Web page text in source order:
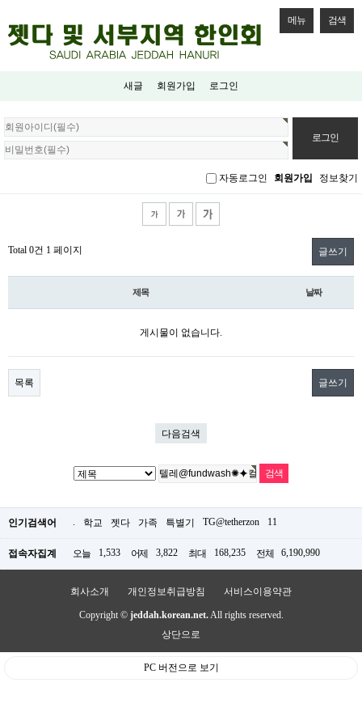
메뉴 검색
새글 회원가입 로그인
회
원
로
자동로그인 회원가입 정보찾기
Total 0건 1 페이지 글쓰기
제목 날짜
게시물이 없습니다.
목록 글쓰기
다음검색
인기검색어 . 학교 젯다 가족 특별기 TG@tetherzon 11
접속자집계 오늘 1,533 어제 3,822 최대 168,235 전체 6,190,990
회사소개 개인정보취급방침 서비스이용약관
Copyright © jeddah.korean.net.All rights reserved.
상단으로
PC 버전으로 보기